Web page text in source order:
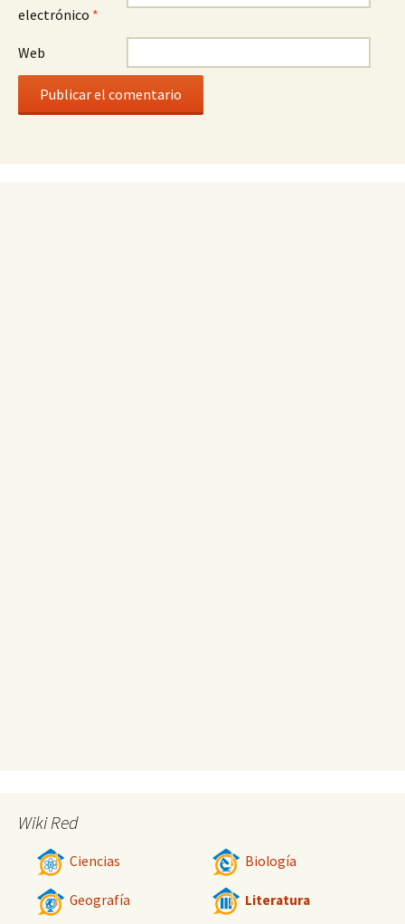
electrónico *
Web
Wiki Red
Ciencias Biología
Geografía Literatura